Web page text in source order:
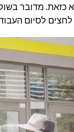
כזאת. מדובר
לסיום